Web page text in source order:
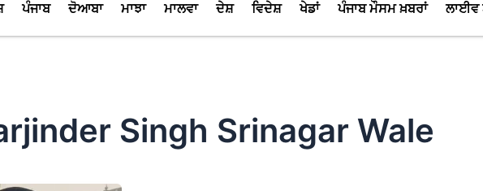
ਪੰਜਾਬ ਦੋਆਬਾ ਮਾਝਾ ਮਾਲਵਾ ਦੇਸ਼ ਵਿਦੇਸ਼ ਖੇਡਾਂ ਪੰਜਾਬ ਮੌਸਮ ਖ਼ਬਰਾਂ ਲਾਈਵ
Singh Srinagar Wale